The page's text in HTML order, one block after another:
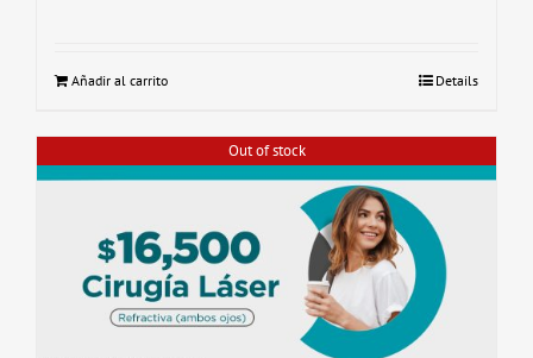
Añadir al carrito Details
Out of stock